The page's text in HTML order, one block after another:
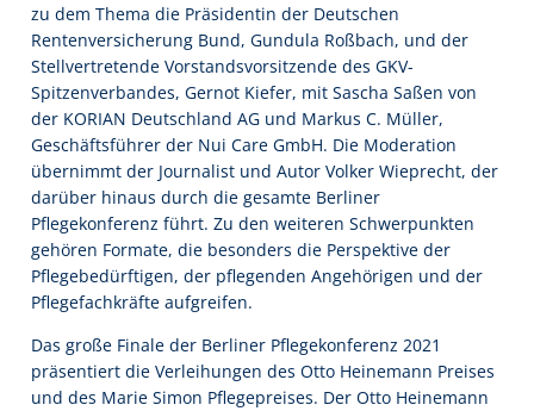
zu dem Thema die Präsidentin der Deutschen
Rentenversicherung Bund, Gundula Roßbach, und der
Stellvertretende Vorstandsvorsitzende des GKV-
Spitzenverbandes, Gernot Kiefer, mit Sascha Saßen von
der KORIAN Deutschland AG und Markus C. Müller,
Geschäftsführer der Nui Care GmbH. Die Moderation
übernimmt der Journalist und Autor Volker Wieprecht, der
darüber hinaus durch die gesamte Berliner
Pflegekonferenz führt. Zu den weiteren Schwerpunkten
gehören Formate, die besonders die Perspektive der
Pflegebedürftigen, der pflegenden Angehörigen und der
Pflegefachkräfte aufgreifen.
Das große Finale der Berliner Pflegekonferenz 2021
präsentiert die Verleihungen des Otto Heinemann Preises
und des Marie Simon Pflegepreises. Der Otto Heinemann